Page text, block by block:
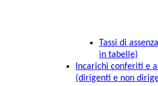
Tassi di
in tabelle)
Incarichi conferiti e
(dirigenti e non